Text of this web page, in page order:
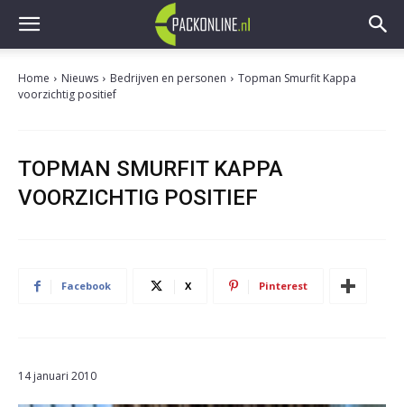
Home Nieuws Bedrijven en personen
Topman Smurfit Kappa
voorzichtig positief
TOPMAN SMURFIT KAPPA
VOORZICHTIG POSITIEF
Facebook X Pinterest
14 januari 2010